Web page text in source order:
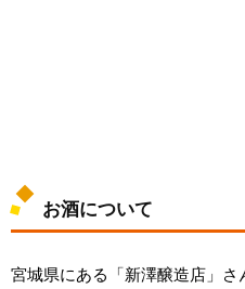
お酒について
宮城県にある「新澤醸造店」さ